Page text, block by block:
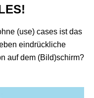
(use) cases ist das
eindrückliche
auf dem (Bild)schirm?